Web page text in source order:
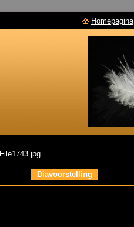
File1743.jpg
Diavoorstelling
Homepagina